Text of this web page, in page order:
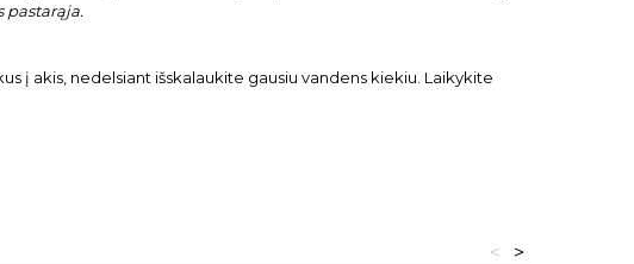
pastarąja.
į akis, nedelsiant išskalaukite gausiu vandens kiekiu. Laikykite
>
<